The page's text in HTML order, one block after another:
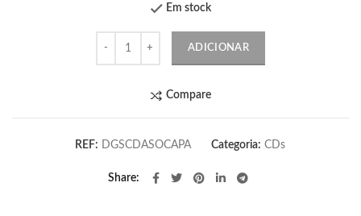
Em stock
ADICIONAR
Compare
REF: DGSCDASOCAPA Categoria: CDs
Share